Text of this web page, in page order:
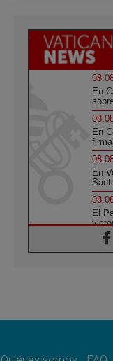
En
En
En
El